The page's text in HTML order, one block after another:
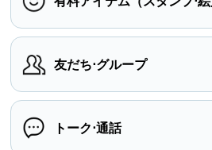
友だち⋅グループ
トーク⋅通話